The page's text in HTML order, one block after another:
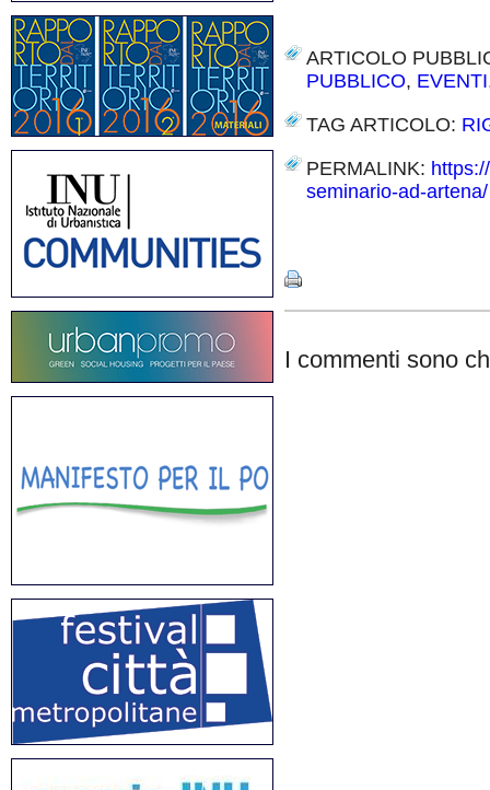
ARTICOLO
PUBBLICO, EVENTI
TAG ARTICOLO:
PERMALINK:
seminario-ad-artena/
I commenti sono